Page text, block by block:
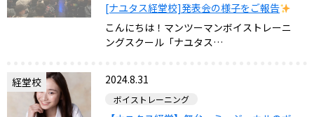
[ナユタス経堂校]発表会の様子をご報告
こんにちは！マンツーマンボイストレーニ
ングスクール「ナユタス…
経堂校 2024.8.31
ボイストレーニング